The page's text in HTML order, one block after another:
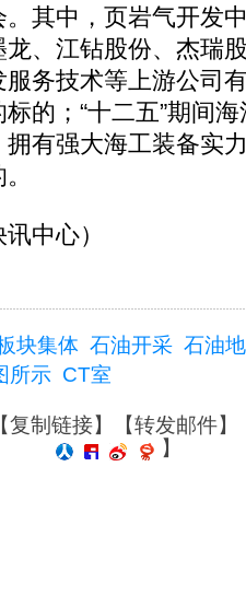
其中，页岩气开发
、江钻股份、杰瑞
务技术等上游公司
的；“十二五”期间
有强大海工装备实
中心）
块集体 石油开采 石油
所示 CT室
复制链接】【转发邮件】
】